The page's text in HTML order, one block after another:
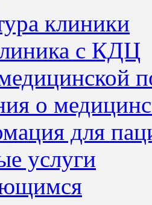
клиники
с КДЦ
о
для
услуги